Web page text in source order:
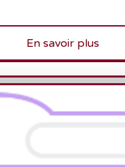
En savoir plus